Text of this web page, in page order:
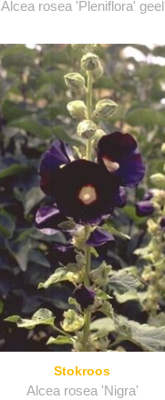
Alcea rosea 'Pleniflora' geel
Stokroos
Alcea rosea 'Nigra'